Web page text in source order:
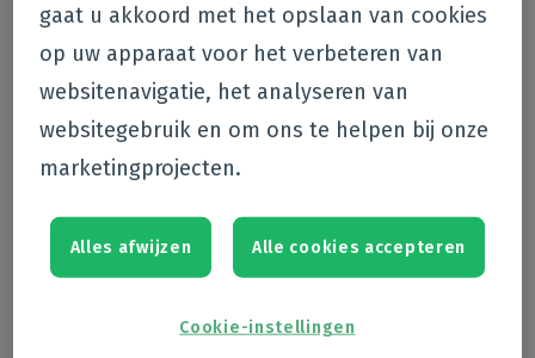
Engystol Comp 50 Heel
16,46
In winkelmandje
gaat u akkoord met het opslaan van cookies
op uw apparaat voor het verbeteren van
websitenavigatie, het analyseren van
websitegebruik en om ons te helpen bij onze
marketingprojecten.
Alles afwijzen Alle cookies accepteren
Cookie-instellingen